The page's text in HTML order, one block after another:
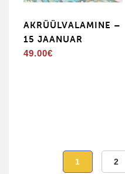
AKRÜÜLVALAMINE –
15 JAANUAR
49.00€
1 2